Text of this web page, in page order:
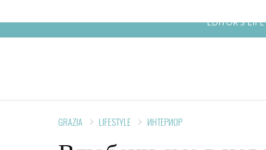
EDITOR'S LIFE
GRAZIA LIFESTYLE ИНТЕРИОР